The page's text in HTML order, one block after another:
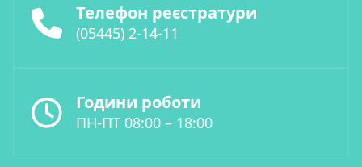
Телефон реєстратури
(05445) 2-14-11
Години роботи
ПН-ПТ 08:00 – 18:00